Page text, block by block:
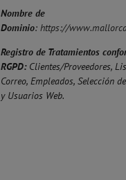
Nombre de
Dominio: https://
Registro de Tratamientos
RGPD:Clientes/Proveedores,
Correo, Empleados, Selección
y Usuarios Web.